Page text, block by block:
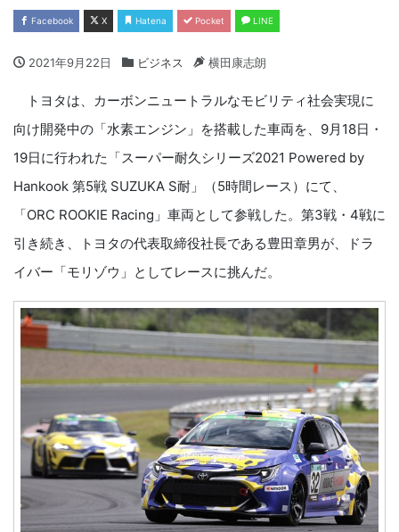
Facebook X Hatena Pocket LINE
2021年9月22日 ビジネス 横田康志朗
トヨタは、カーボンニュートラルなモビリティ社会実現に
向け開発中の「水素エンジン」を搭載した車両を、9月18日・
19日に行われた「スーパー耐久シリーズ2021 Powered by
Hankook 第5戦 SUZUKA S耐」（5時間レース）にて、
「ORC ROOKIE Racing」車両として参戦した。第3戦・4戦に
引き続き、トヨタの代表取締役社長である豊田章男が、ドラ
イバー「モリゾウ」としてレースに挑んだ。